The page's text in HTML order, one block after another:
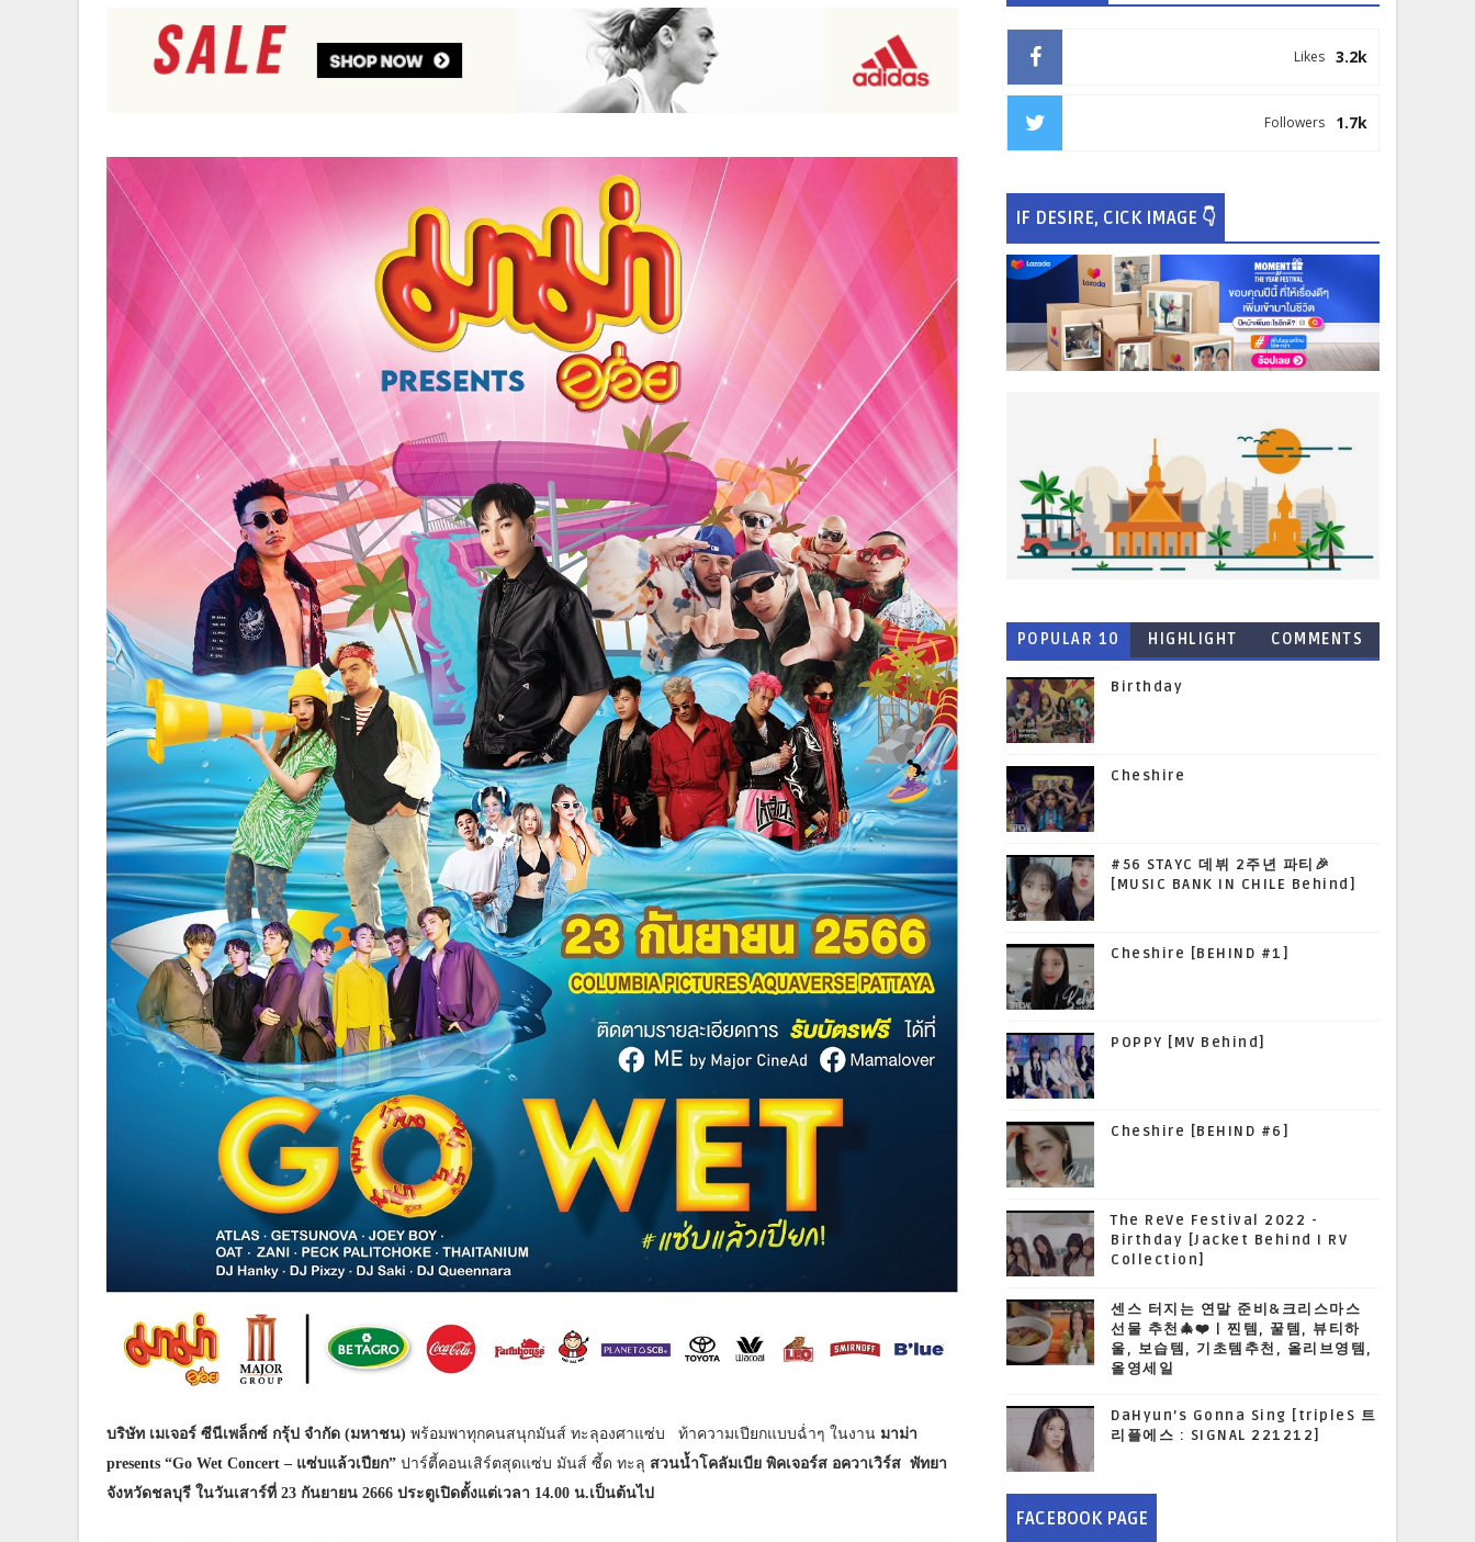
บริษัท เมเจอร์ ซีนีเพล็กซ์ กรุ้ป จำกัด (มหาชน) พร้อมพาทุกคนสนุกมันส์ ทะลุองศาแซ่บ ท้าความเปียกแบบฉ่ำๆ ในงาน มาม่า
presents “Go Wet Concert – แซ่บแล้วเปียก” ปาร์ตี้คอนเสิร์ตสุดแซ่บ มันส์ ซี้ด ทะลุ สวนน้ำโคลัมเบีย พิคเจอร์ส อควาเวิร์ส พัทยา
จังหวัดชลบุรี ในวันเสาร์ที่ 23 กันยายน 2666 ประตูเปิดตั้งแต่เวลา 14.00 น.เป็นต้นไป
3.2k
Likes
1.7k
Followers
IF DESIRE, CICK IMAGE 👇
POPULAR 10
HIGHLIGHT
COMMENTS
Birthday
Cheshire
#56 STAYC 데뷔 2주년 파티🎉
[MUSIC BANK IN CHILE Behind]
Cheshire [BEHIND #1]
POPPY [MV Behind]
Cheshire [BEHIND #6]
The ReVe Festival 2022 -
Birthday [Jacket Behind I RV
Collection]
센스 터지는 연말 준비&크리스마스
선물 추천🎄❤️ | 찐템, 꿀템, 뷰티하
울, 보습템, 기초템추천, 올리브영템,
올영세일
DaHyun’s Gonna Sing [tripleS 트
리플에스 : SIGNAL 221212]
FACEBOOK PAGE